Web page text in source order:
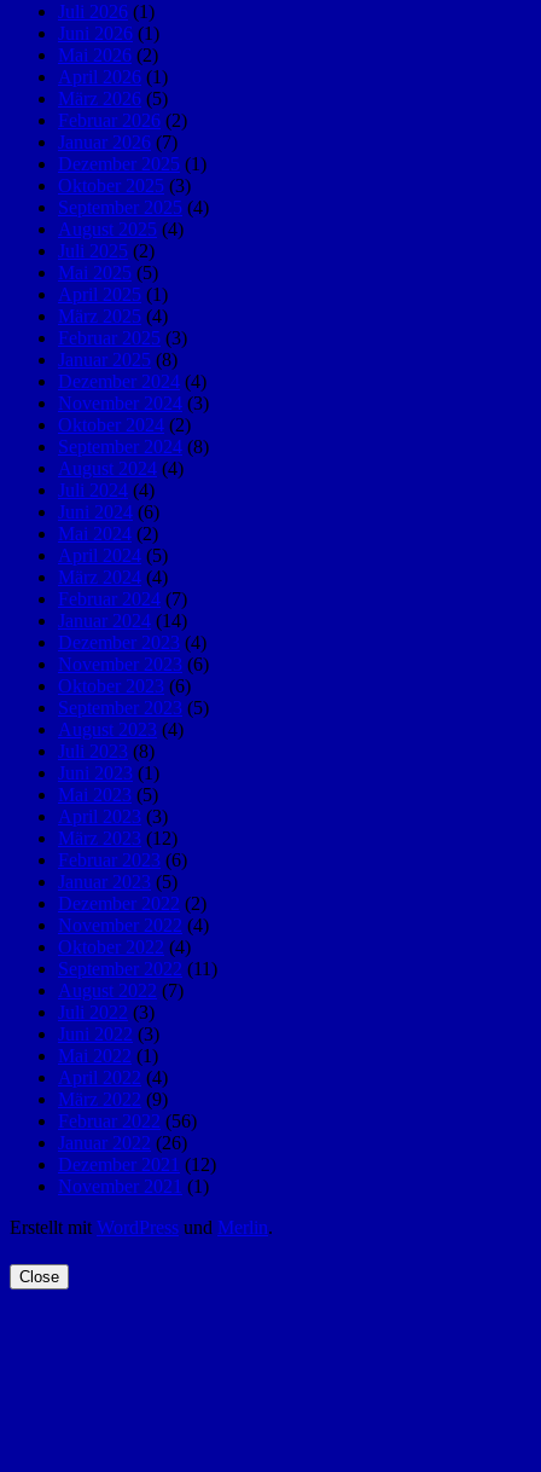
Juli 2026 (1)
Juni 2026 (1)
Mai 2026 (2)
April 2026 (1)
März 2026 (5)
Februar 2026 (2)
Januar 2026 (7)
Dezember 2025 (1)
Oktober 2025 (3)
September 2025 (4)
August 2025 (4)
Juli 2025 (2)
Mai 2025 (5)
April 2025 (1)
März 2025 (4)
Februar 2025 (3)
Januar 2025 (8)
Dezember 2024 (4)
November 2024 (3)
Oktober 2024 (2)
September 2024 (8)
August 2024 (4)
Juli 2024 (4)
Juni 2024 (6)
Mai 2024 (2)
April 2024 (5)
März 2024 (4)
Februar 2024 (7)
Januar 2024 (14)
Dezember 2023 (4)
November 2023 (6)
Oktober 2023 (6)
September 2023 (5)
August 2023 (4)
Juli 2023 (8)
Juni 2023 (1)
Mai 2023 (5)
April 2023 (3)
März 2023 (12)
Februar 2023 (6)
Januar 2023 (5)
Dezember 2022 (2)
November 2022 (4)
Oktober 2022 (4)
September 2022 (11)
August 2022 (7)
Juli 2022 (3)
Juni 2022 (3)
Mai 2022 (1)
April 2022 (4)
März 2022 (9)
Februar 2022 (56)
Januar 2022 (26)
Dezember 2021 (12)
November 2021 (1)
Erstellt mit WordPress und Merlin.
Close